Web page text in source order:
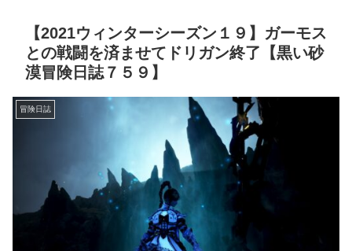
【2021ウィンターシーズン１９】ガーモス
との戦闘を済ませてドリガン終了【黒い砂
漠冒険日誌７５９】
冒険日誌